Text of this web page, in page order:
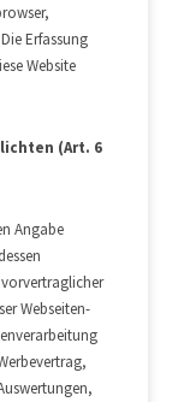
Erfassung
Website
(Art. 6
Angabe
Webseiten-